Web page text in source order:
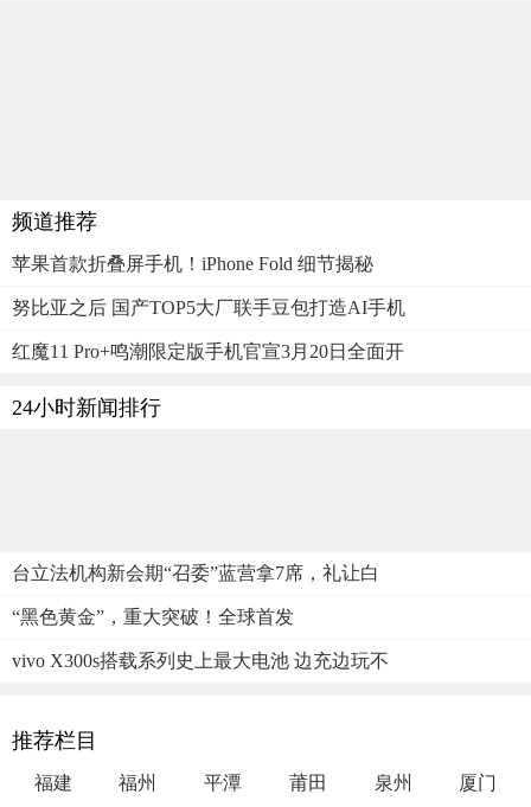
频道推荐
苹果首款折叠屏手机！iPhone Fold 细节揭秘
努比亚之后 国产TOP5大厂联手豆包打造AI手机
红魔11 Pro+鸣潮限定版手机官宣3月20日全面开
24小时新闻排行
台立法机构新会期“召委”蓝营拿7席，礼让白
“黑色黄金”，重大突破！全球首发
vivo X300s搭载系列史上最大电池 边充边玩不
推荐栏目
福建 福州 平潭 莆田 泉州 厦门